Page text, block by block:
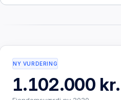
NY VURDERING
1.102.000 kr.